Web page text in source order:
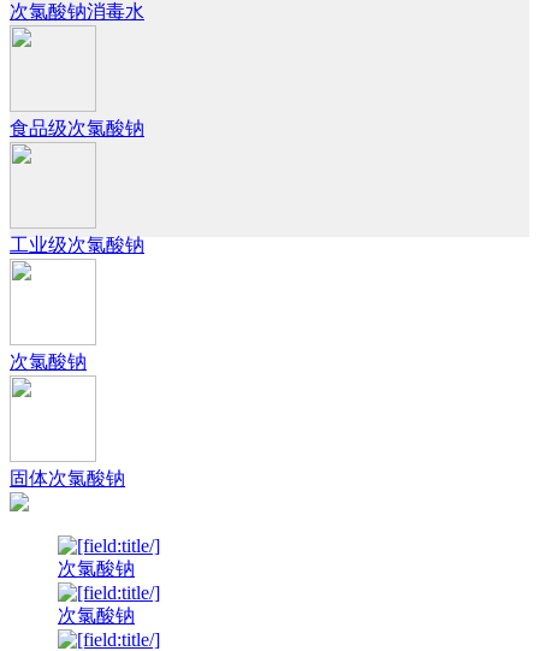
次氯酸钠消毒水
食品级次氯酸钠
工业级次氯酸钠
次氯酸钠
固体次氯酸钠
次氯酸钠
次氯酸钠